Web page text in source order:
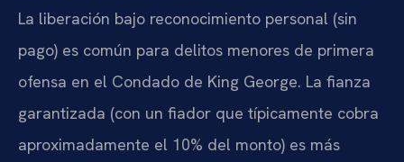
La liberación bajo reconocimiento personal (sin
pago) es común para delitos menores de primera
ofensa en el Condado de King George. La fianza
garantizada (con un fiador que típicamente cobra
aproximadamente el 10% del monto) es más